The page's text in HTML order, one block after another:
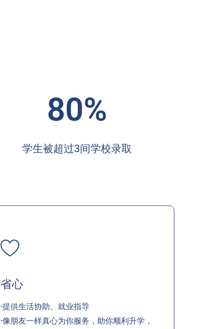
80%
学生被超过3间学校录取
省心
·提供生活协助、就业指导
·像朋友一样真心为你服务，助你顺利升学，